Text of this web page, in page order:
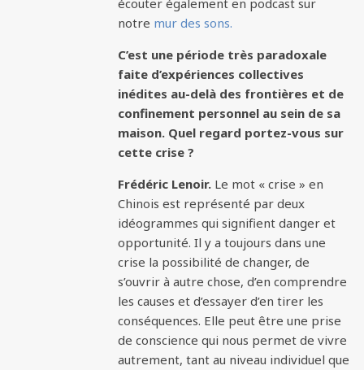
écouter également en podcast sur
notre mur des sons.
C’est une période très paradoxale
faite d’expériences collectives
inédites au-delà des frontières et de
confinement personnel au sein de sa
maison. Quel regard portez-vous sur
cette crise ?
Frédéric Lenoir.Le mot « crise » en
Chinois est représenté par deux
idéogrammes qui signifient danger et
opportunité. Il y a toujours dans une
crise la possibilité de changer, de
s’ouvrir à autre chose, d’en comprendre
les causes et d’essayer d’en tirer les
conséquences. Elle peut être une prise
de conscience qui nous permet de vivre
autrement, tant au niveau individuel que